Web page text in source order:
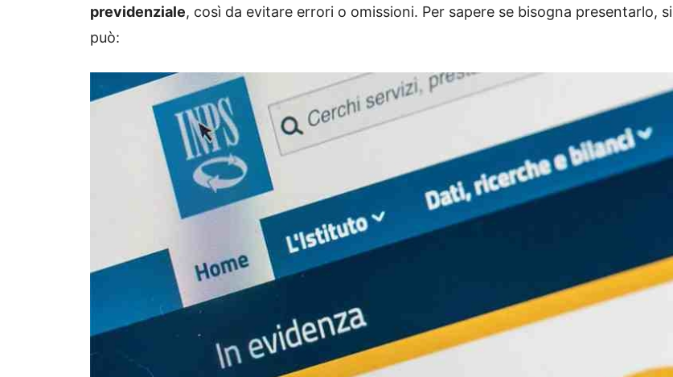
previdenziale, così da evitare errori o omissioni. Per sapere se bisogna presentarlo, si
può: